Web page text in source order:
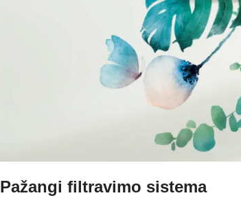
Pažangi filtravimo sistema